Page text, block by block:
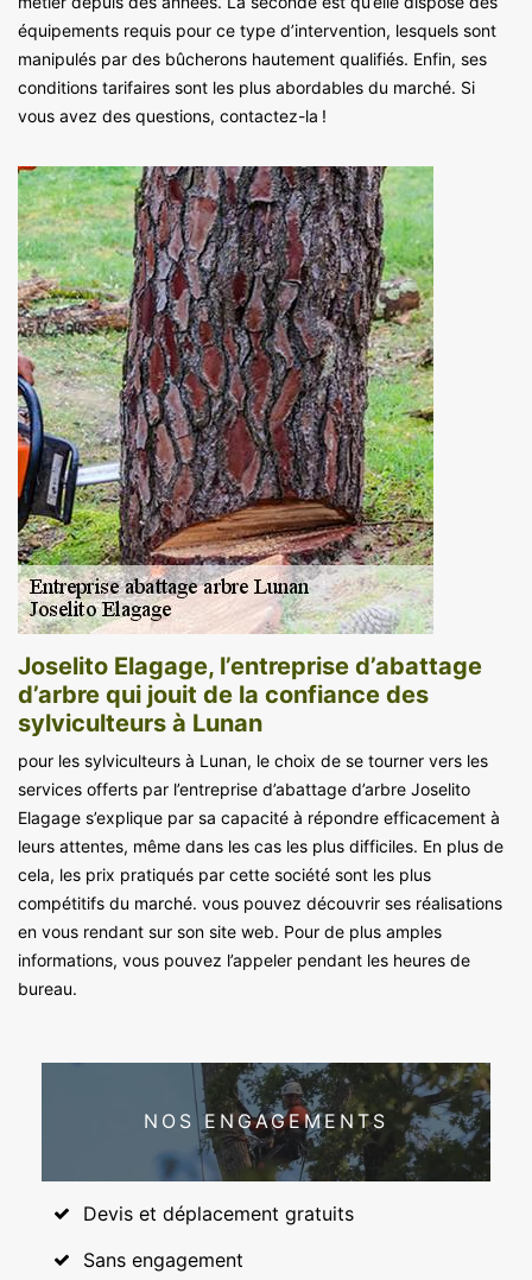
équipements requis pour ce type d’intervention, lesquels sont
manipulés par des bûcherons hautement qualifiés. Enfin, ses
conditions tarifaires sont les plus abordables du marché. Si
vous avez des questions, contactez-la !
Joselito Elagage, l’entreprise d’abattage
d’arbre qui jouit de la confiance des
sylviculteurs à Lunan
pour les sylviculteurs à Lunan, le choix de se tourner vers les
services offerts par l’entreprise d’abattage d’arbre Joselito
Elagage s’explique par sa capacité à répondre efficacement à
leurs attentes, même dans les cas les plus difficiles. En plus de
cela, les prix pratiqués par cette société sont les plus
compétitifs du marché. vous pouvez découvrir ses réalisations
en vous rendant sur son site web. Pour de plus amples
informations, vous pouvez l’appeler pendant les heures de
bureau.
NOS ENGAGEMENTS
Devis et déplacement gratuits
Sans engagement